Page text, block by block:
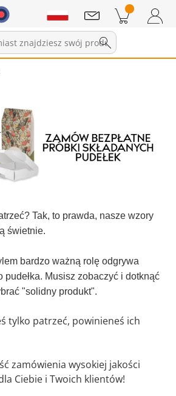
w koszyku
Tak, to prawda, nasze wzory
świetnie.
bardzo ważną rolę odgrywa
pudełka. Musisz zobaczyć i dotknąć
"solidny produkt".
tylko patrzeć, powinieneś ich
zamówienia wysokiej jakości
Ciebie i Twoich klientów!